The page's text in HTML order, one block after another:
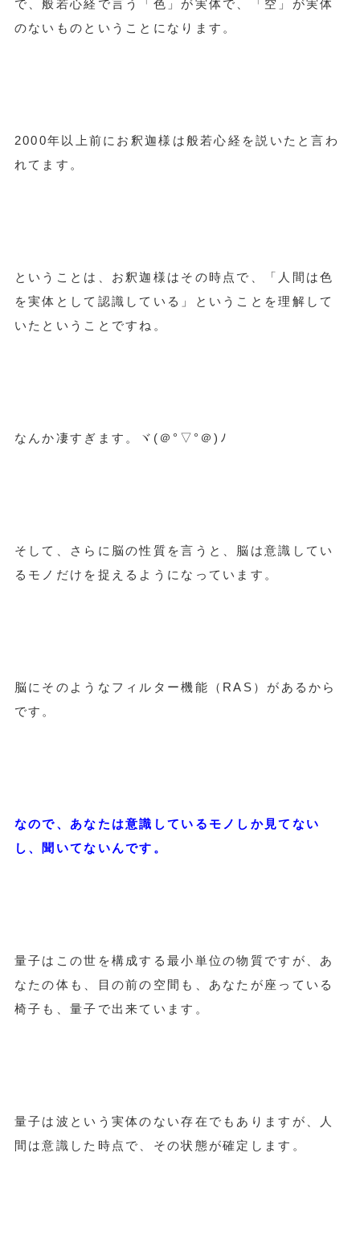
で、般若心経で言う「色」が実体で、「空」が実体
のないものということになります。
2000年以上前にお釈迦様は般若心経を説いたと言わ
れてます。
ということは、お釈迦様はその時点で、「人間は色
を実体として認識している」ということを理解して
いたということですね。
なんか凄すぎます。ヾ(＠°▽°＠)ﾉ
そして、さらに脳の性質を言うと、脳は意識してい
るモノだけを捉えるようになっています。
脳にそのようなフィルター機能（RAS）があるから
です。
なので、あなたは意識しているモノしか見てない
し、聞いてないんです。
量子はこの世を構成する最小単位の物質ですが、あ
なたの体も、目の前の空間も、あなたが座っている
椅子も、量子で出来ています。
量子は波という実体のない存在でもありますが、人
間は意識した時点で、その状態が確定します。